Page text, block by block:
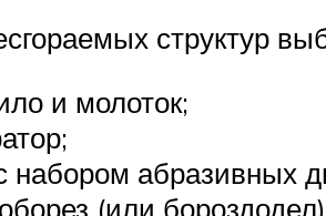
структур
и молоток;
абразивных
(или